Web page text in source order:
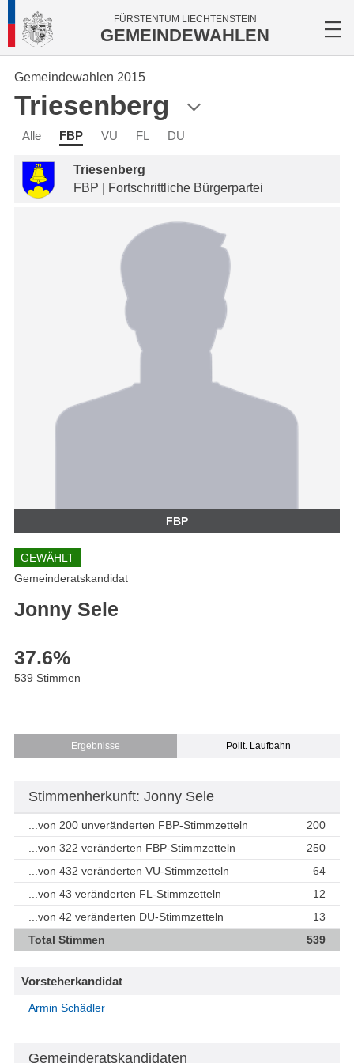
FÜRSTENTUM LIECHTENSTEIN
GEMEINDEWAHLEN
Gemeindewahlen 2015
Triesenberg
Alle FBP VU FL DU
Triesenberg
FBP | Fortschrittliche Bürgerpartei
FBP
GEWÄHLT
Gemeinderatskandidat
Jonny Sele
37.6%
539 Stimmen
Ergebnisse Polit. Laufbahn
Stimmenherkunft: Jonny Sele
...von 200 unveränderten FBP-Stimmzetteln
200
...von 322 veränderten FBP-Stimmzetteln
250
...von 432 veränderten VU-Stimmzetteln
64
...von 43 veränderten FL-Stimmzetteln
12
...von 42 veränderten DU-Stimmzetteln
13
Total Stimmen
539
Vorsteherkandidat
Armin Schädler
Gemeinderatskandidaten